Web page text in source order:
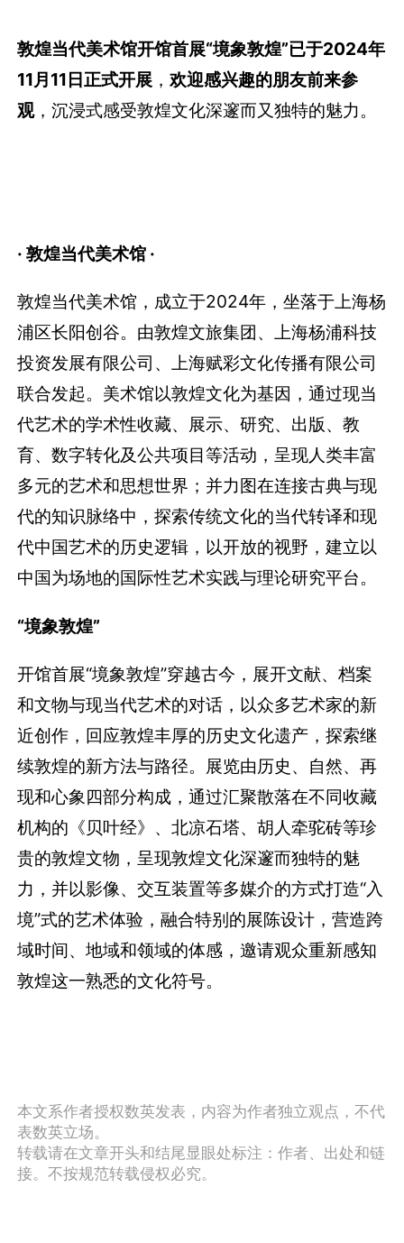
敦煌当代美术馆开馆首展“境象敦煌”已于2024年
11月11日正式开展 ，欢迎感兴趣的朋友前来参
观，沉浸式感受敦煌文化深邃而又独特的魅力。
· 敦煌当代美术馆 ·
敦煌当代美术馆，成立于2024年，坐落于上海杨
浦区长阳创谷。由敦煌文旅集团、上海杨浦科技
投资发展有限公司、上海赋彩文化传播有限公司
联合发起。美术馆以敦煌文化为基因，通过现当
代艺术的学术性收藏、展示、研究、出版、教
育、数字转化及公共项目等活动，呈现人类丰富
多元的艺术和思想世界；并力图在连接古典与现
代的知识脉络中，探索传统文化的当代转译和现
代中国艺术的历史逻辑，以开放的视野，建立以
中国为场地的国际性艺术实践与理论研究平台。
“境象敦煌”
开馆首展“境象敦煌”穿越古今，展开文献、档案
和文物与现当代艺术的对话，以众多艺术家的新
近创作，回应敦煌丰厚的历史文化遗产，探索继
续敦煌的新方法与路径。展览由历史、自然、再
现和心象四部分构成，通过汇聚散落在不同收藏
机构的《贝叶经》、北凉石塔、胡人牵驼砖等珍
贵的敦煌文物，呈现敦煌文化深邃而独特的魅
力，并以影像、交互装置等多媒介的方式打造“入
境”式的艺术体验，融合特别的展陈设计，营造跨
域时间、地域和领域的体感，邀请观众重新感知
敦煌这一熟悉的文化符号。
本文系作者授权数英发表，内容为作者独立观点，不代
表数英立场。
转载请在文章开头和结尾显眼处标注：作者、出处和链
接。不按规范转载侵权必究。